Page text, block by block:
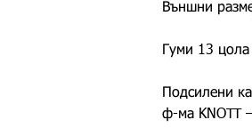
Външни
Гуми 13
Подсилени
ф-ма KNOTT